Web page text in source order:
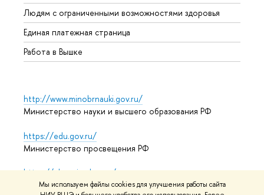
Мы используем файлы cookies для улучшения работы сайта
Людям с ограниченными возможностями здоровья
Единая платежная страница
Работа в Вышке
http://www.minobrnauki.gov.ru/
Министерство науки и высшего образования РФ
https://edu.gov.ru/
Министерство просвещения РФ
https://elearning.hse.ru/mooc
Массовые открытые онлайн-курсы